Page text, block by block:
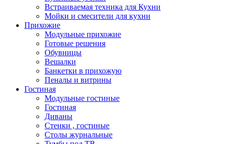
Встраиваемая техника для Кухни
Мойки и смесители для кухни
Прихожие
Модульные прихожие
Готовые решения
Обувницы
Вешалки
Банкетки в прихожую
Пеналы и витрины
Гостиная
Модульные гостиные
Гостиная
Диваны
Стенки , гостиные
Столы журнальные